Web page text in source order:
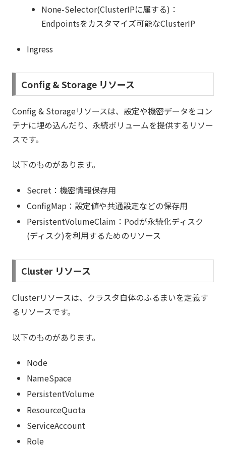
None-Selector(ClusterIPに属する)：
Endpointsをカスタマイズ可能なClusterIP
Ingress
Config & Storage リソース
Config & Storageリソースは、設定や機密データをコン
テナに埋め込んだり、永続ボリュームを提供するリソー
スです。
以下のものがあります。
Secret：機密情報保存用
ConfigMap：設定値や共通設定などの保存用
PersistentVolumeClaim：Podが永続化ディスク
(ディスク)を利用するためのリソース
Cluster リソース
Clusterリソースは、クラスタ自体のふるまいを定義す
るリソースです。
以下のものがあります。
Node
NameSpace
PersistentVolume
ResourceQuota
ServiceAccount
Role